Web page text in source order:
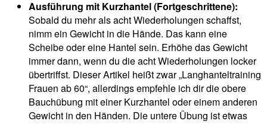
Ausführung mit Kurzhantel (Fortgeschrittene):
Sobald du mehr als acht Wiederholungen schaffst,
nimm ein Gewicht in die Hände. Das kann eine
Scheibe oder eine Hantel sein. Erhöhe das Gewicht
immer dann, wenn du die acht Wiederholungen locker
übertriffst. Dieser Artikel heißt zwar „Langhanteltraining
Frauen ab 60“, allerdings empfehle ich dir die obere
Bauchübung mit einer Kurzhantel oder einem anderen
Gewicht in den Händen. Die untere Übung ist etwas